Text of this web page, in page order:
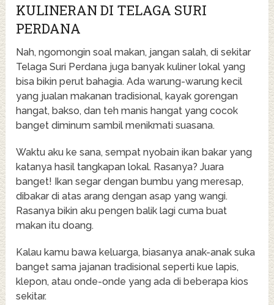
KULINERAN DI TELAGA SURI
PERDANA
Nah, ngomongin soal makan, jangan salah, di sekitar
Telaga Suri Perdana juga banyak kuliner lokal yang
bisa bikin perut bahagia. Ada warung-warung kecil
yang jualan makanan tradisional, kayak gorengan
hangat, bakso, dan teh manis hangat yang cocok
banget diminum sambil menikmati suasana.
Waktu aku ke sana, sempat nyobain ikan bakar yang
katanya hasil tangkapan lokal. Rasanya? Juara
banget! Ikan segar dengan bumbu yang meresap,
dibakar di atas arang dengan asap yang wangi.
Rasanya bikin aku pengen balik lagi cuma buat
makan itu doang.
Kalau kamu bawa keluarga, biasanya anak-anak suka
banget sama jajanan tradisional seperti kue lapis,
klepon, atau onde-onde yang ada di beberapa kios
sekitar.